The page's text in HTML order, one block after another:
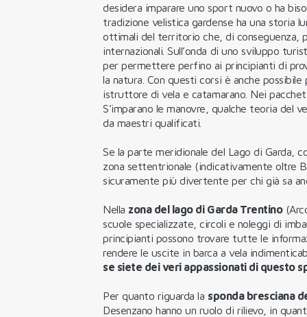
desidera imparare uno sport nuovo o ha
tradizione velistica gardense ha una storia
ottimali del territorio che, di conseguenza,
internazionali. Sull’onda di uno sviluppo
per permettere perfino ai principianti di
la natura. Con questi corsi è anche
istruttore di vela e catamarano. Nei
S’imparano le manovre, qualche teoria del
da maestri qualificati.
Se la parte meridionale del Lago di Garda,
zona settentrionale (indicativamente oltre
sicuramente più divertente per chi già sa
Nella zona del lago di Garda Trentino
scuole specializzate, circoli e noleggi di
principianti possono trovare tutte le
rendere le uscite in barca a vela
se siete dei veri appassionati di questo
Per quanto riguarda la sponda bresciana
Desenzano hanno un ruolo di rilievo, in